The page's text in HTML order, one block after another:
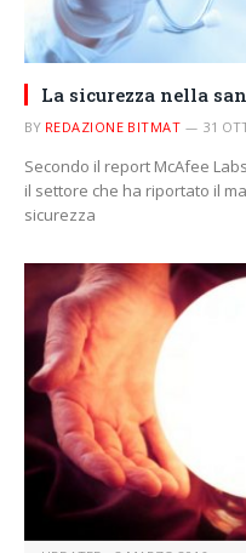
La sicurezza nella
BY REDAZIONE BITMAT 31
Secondo il report McAfee
il settore che ha riportato il
sicurezza